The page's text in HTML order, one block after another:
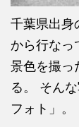
千葉県出身
から行なっ
景色を撮っ
る。 そん
フォト」。